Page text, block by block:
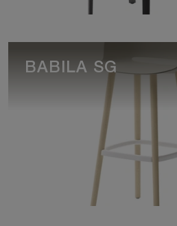
BABILA SG